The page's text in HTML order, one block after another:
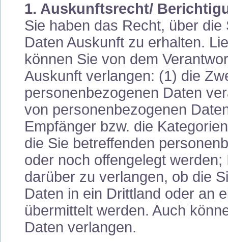
1. Auskunftsrecht/
Sie haben das Recht, über
Daten Auskunft zu erhalten.
können Sie von dem
Auskunft verlangen: (1) die
personenbezogenen Daten
von personenbezogenen
Empfänger bzw. die
die Sie betreffenden
oder noch offengelegt
darüber zu verlangen, ob die
Daten in ein Drittland oder an
übermittelt werden. Auch
Daten verlangen.